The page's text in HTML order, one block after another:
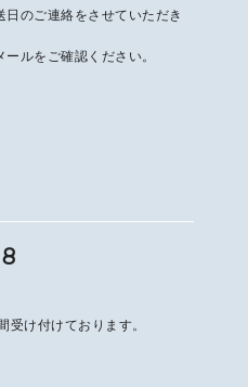
のご連絡をさせていただき
ルをご確認ください。
け付けております。